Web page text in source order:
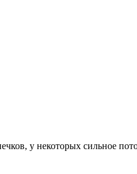
у некоторых сильное